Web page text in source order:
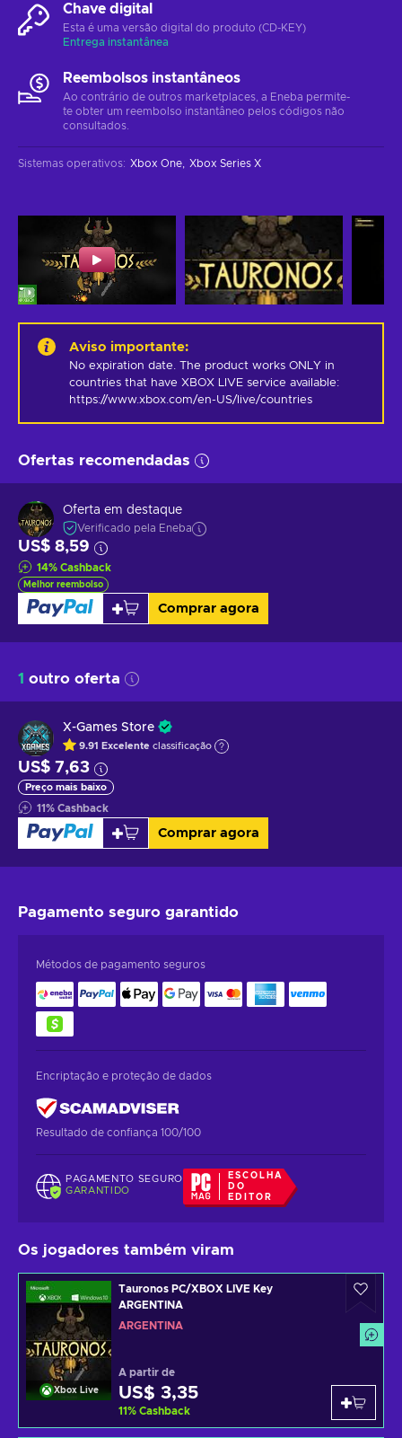
Chave digital
Esta é uma versão digital do produto (CD-KEY)
Entrega instantânea
Reembolsos instantâneos
Ao contrário de outros marketplaces, a Eneba permite-
te obter um reembolso instantâneo pelos códigos não
consultados.
Sistemas operativos: Xbox One Xbox Series X
Aviso importante:
No expiration date. The product works ONLY in
countries that have XBOX LIVE service available:
https://www.xbox.com/en-US/live/countries
Ofertas recomendadas
Oferta em destaque
Verificado pela Eneba
US$ 8,59
14% Cashback
Melhor reembolso
Comprar agora
1 outro oferta
X-Games Store
9.91 Excelente classificação
US$ 7,63
Preço mais baixo
11% Cashback
Comprar agora
Pagamento seguro garantido
Métodos de pagamento seguros
Encriptação e proteção de dados
Resultado de confiança 100/100
PAGAMENTO SEGURO
GARANTIDO
ESCOLHA
DO
EDITOR
Os jogadores também viram
Xbox Live
Tauronos PC/XBOX LIVE Key
ARGENTINA
ARGENTINA
A partir de
US$ 3,35
11% Cashback